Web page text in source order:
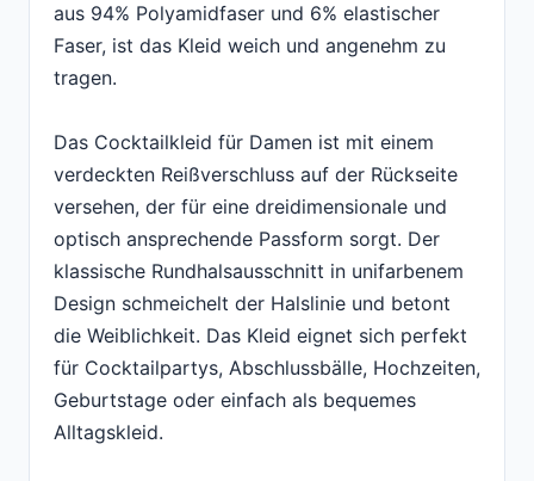
aus 94% Polyamidfaser und 6% elastischer
Faser, ist das Kleid weich und angenehm zu
tragen.
Das Cocktailkleid für Damen ist mit einem
verdeckten Reißverschluss auf der Rückseite
versehen, der für eine dreidimensionale und
optisch ansprechende Passform sorgt. Der
klassische Rundhalsausschnitt in unifarbenem
Design schmeichelt der Halslinie und betont
die Weiblichkeit. Das Kleid eignet sich perfekt
für Cocktailpartys, Abschlussbälle, Hochzeiten,
Geburtstage oder einfach als bequemes
Alltagskleid.